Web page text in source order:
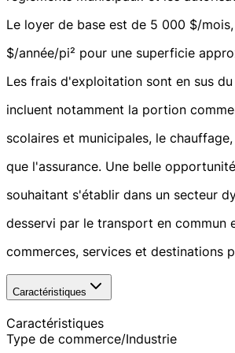
Le loyer de base est de 5 000 $/
$/année/pi² pour une superficie
Les frais d'exploitation sont en sus
incluent notamment la portion
scolaires et municipales, le
que l'assurance. Une belle
souhaitant s'établir dans un secteur
desservi par le transport en commun
commerces, services et destinations
Caractéristiques
Caractéristiques
Type de commerce/Industrie